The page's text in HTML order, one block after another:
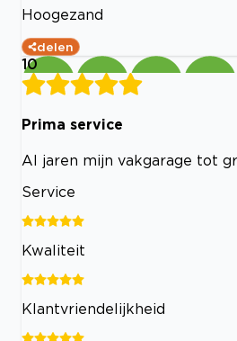
Hoogezand
delen
10
Prima service
Al jaren mijn vakgarage tot
Service
Kwaliteit
Klantvriendelijkheid